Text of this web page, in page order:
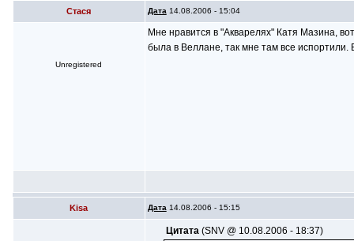
Стася Дата 14.08.2006 - 15:04
Unregistered
Мне нравится в "Акварелях" Катя Мазина,
была в Веллане, так мне там все испортили.
Kisa Дата 14.08.2006 - 15:15
Цитата (SNV @ 10.08.2006 - 18:37)